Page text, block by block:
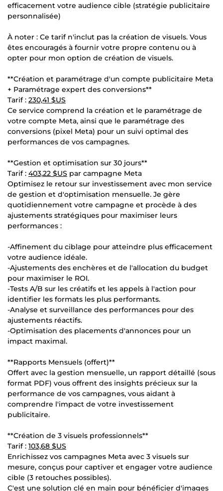
efficacement votre audience cible (stratégie publicitaire
personnalisée)
À noter : Ce tarif n'inclut pas la création de visuels. Vous
êtes encouragés à fournir votre propre contenu ou à
opter pour mon option de création de visuels.
**Création et paramétrage d'un compte publicitaire Meta
+ Paramétrage expert des conversions**
Tarif : 230,41 $US
Ce service comprend la création et le paramétrage de
votre compte Meta, ainsi que le paramétrage des
conversions (pixel Meta) pour un suivi optimal des
performances de vos campagnes.
**Gestion et optimisation sur 30 jours**
Tarif : 403,22 $US par campagne Meta
Optimisez le retour sur investissement avec mon service
de gestion et d'optimisation mensuelle. Je gère
quotidiennement votre campagne et procède à des
ajustements stratégiques pour maximiser leurs
performances :
-Affinement du ciblage pour atteindre plus efficacement
votre audience idéale.
-Ajustements des enchères et de l'allocation du budget
pour maximiser le ROI.
-Tests A/B sur les créatifs et les appels à l'action pour
identifier les formats les plus performants.
-Analyse et surveillance des performances pour des
ajustements réactifs.
-Optimisation des placements d'annonces pour un
impact maximal.
**Rapports Mensuels (offert)**
Offert avec la gestion mensuelle, un rapport détaillé (sous
format PDF) vous offrent des insights précieux sur la
performance de vos campagnes, vous aidant à
comprendre l'impact de votre investissement
publicitaire.
**Création de 3 visuels professionnels**
Tarif : 103,68 $US
Enrichissez vos campagnes Meta avec 3 visuels sur
mesure, conçus pour captiver et engager votre audience
cible (3 retouches possibles).
C'est une solution clé en main pour bénéficier d'images